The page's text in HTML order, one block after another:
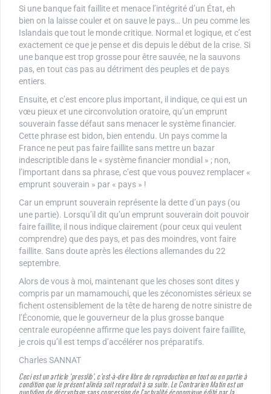
Si une banque fait faillite et menace l’intégrité d’un État, eh
bien on la laisse couler et on sauve le pays… Un peu comme les
Islandais que tout le monde critique. Normal et logique, et c’est
exactement ce que je pense et dis depuis le début de la crise. Si
une banque est trop grosse pour être sauvée, ne la sauvons
pas, en tout cas pas au détriment des peuples et de pays
entiers.
Ensuite, et c’est encore plus important, il indique, ce qui est un
vœu pieux et une circonvolution oratoire, qu’un emprunt
souverain fasse défaut sans menacer le système financier.
Cette phrase est bidon, bien entendu. Un pays comme la
France ne peut pas faire faillite sans mettre un bazar
indescriptible dans le « système financier mondial » ; non,
l’important dans sa phrase, c’est que vous pouvez remplacer «
emprunt souverain » par « pays » !
Car un emprunt souverain représente la dette d’un pays (ou
une partie). Lorsqu’il dit qu’un emprunt souverain doit pouvoir
faire faillite, il nous indique clairement (pour ceux qui veulent
comprendre) que des pays, et pas des moindres, vont faire
faillite. Sans doute après les élections allemandes du 22
septembre.
Alors de vous à moi, maintenant que les choses sont dites y
compris par un mamamouchi, que les zéconomistes sérieux se
fichent ostensiblement de la tête de hareng de notre sinistre de
l’Économie, que le gouverneur de la plus grosse banque
centrale européenne affirme que les pays doivent faire faillite,
je crois qu’il est temps d’accélérer nos préparatifs.
Charles SANNAT
Ceci est un article ‘presslib’, c’est-à-dire libre de reproduction en tout ou en partie à
condition que le présent alinéa soit reproduit à sa suite. Le Contrarien Matin est un